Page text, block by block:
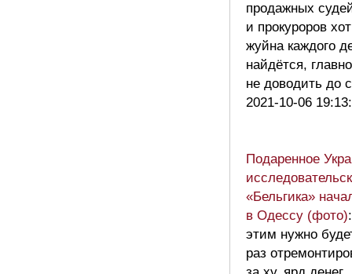
продажных
и прокуроров
жуйна каждого
найдётся,
не доводить до
2021-10-06
Подаренное
«Бельгика»
в Одессу (фото)
этим нужно
раз